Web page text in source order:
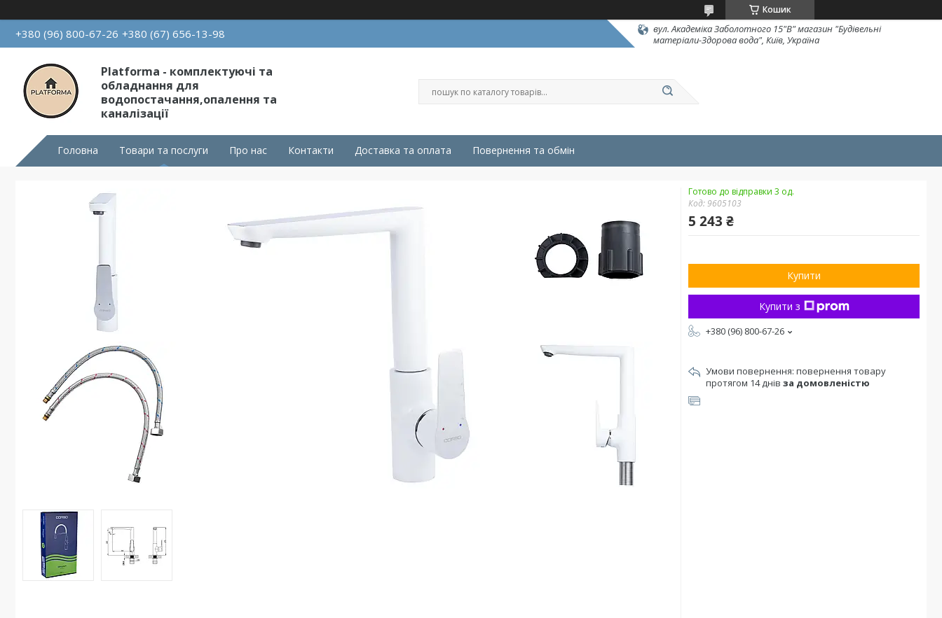
Кошик
+380 (96) 800-67-26 +380 (67) 656-13-98
вул. Академіка Заболотного 15"В" магазин "Будівельні
матеріали-Здорова вода", Київ, Україна
Platforma - комплектуючі та
обладнання для
водопостачання,опалення та
каналізації
Головна Товари та послуги Про нас Контакти Доставка та оплата Повернення та обмін
Готово до відправки 3 од.
Код:9605103
5 243 ₴
Купити
Купити з
+380 (96) 800-67-26
повернення товару
протягом 14 днів за домовленістю